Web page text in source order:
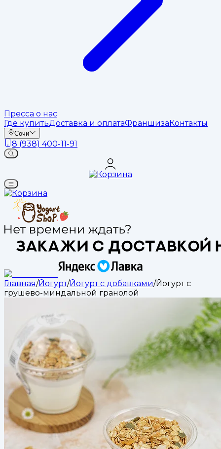
Пресса о нас
Где купитьДоставка и оплатаФраншизаКонтакты
Сочи
8 (938) 400-11-91
Главная/Йогурт/Йогурт с добавками/Йогурт с
грушево-миндальной гранолой